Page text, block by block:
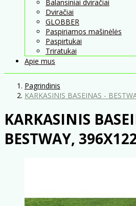
Balansiniai dviračiai
Dviračiai
GLOBBER
Paspiriamos mašinėlės
Paspirtukai
Triratukai
Apie mus
Pagrindinis
KARKASINIS BASEINAS -
KARKASINIS
BESTWAY,